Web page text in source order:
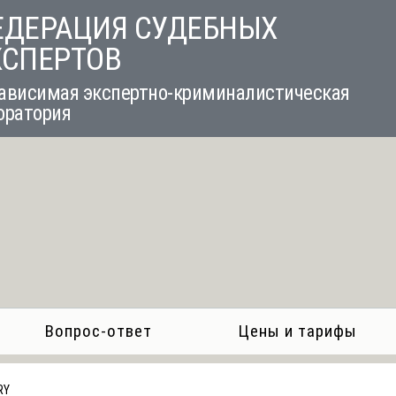
СУДЕБНЫХ
экспертно-криминалистическая
Вопрос-ответ Цены и тарифы